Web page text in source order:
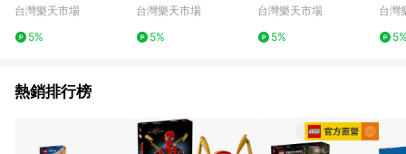
3
台灣樂天市場
5%
個
台灣樂天市場
5%
台灣樂天市場
5%
200
台灣
熱銷排行榜